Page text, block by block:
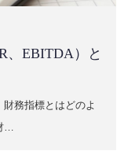
、EBITDA）と
務指標とはどのよ
…